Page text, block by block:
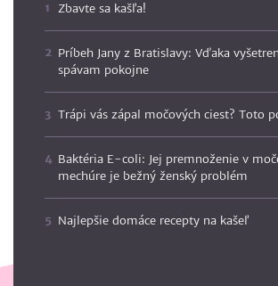
Zbavte sa kašľa!
Príbeh Jany z Bratislavy: Vďaka
spávam pokojne
Trápi vás zápal močových ciest? Toto
Baktéria E-coli: Jej premnoženie v
mechúre je bežný ženský problém
Najlepšie domáce recepty na kašeľ